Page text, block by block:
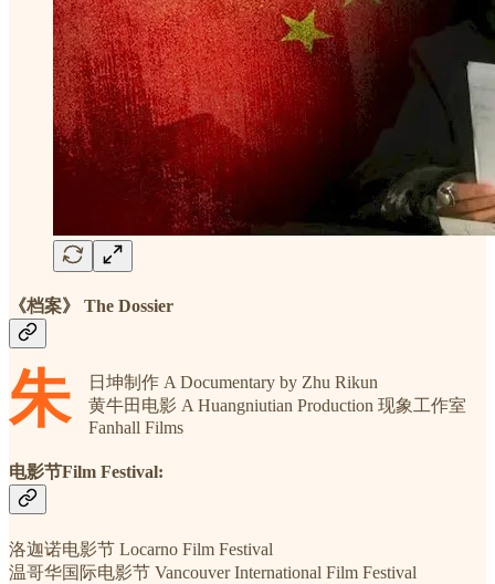
《档案》 The Dossier
朱
日坤制作 A Documentary by Zhu Rikun
黄牛田电影 A Huangniutian Production 现象工作室
Fanhall Films
电影节Film Festival:
洛迦诺电影节 Locarno Film Festival
温哥华国际电影节 Vancouver International Film Festival